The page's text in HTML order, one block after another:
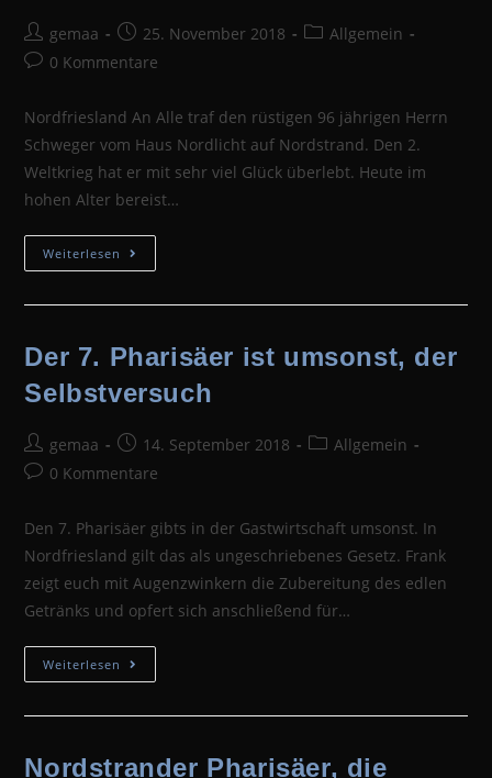
Beitrags-
Autor:
gemaa
Beitrag
veröffentlicht:
25. November 2018
Beitrags-
Allgemein
Beitrags-
0 Kommentare
Nordfriesland An Alle traf den rüstigen 96 jährigen Herrn
Schweger vom Haus Nordlicht auf Nordstrand. Den 2.
Weltkrieg hat er mit sehr viel Glück überlebt. Heute im
hohen Alter bereist…
Weiterlesen Ein
Ur-
Erzählt
Der 7. Pharisäer ist umsonst, der
Selbstversuch
Beitrags-
Autor:
gemaa
Beitrag
veröffentlicht:
14. September 2018
Beitrags-
Allgemein
Beitrags-
0 Kommentare
Den 7. Pharisäer gibts in der Gastwirtschaft umsonst. In
Nordfriesland gilt das als ungeschriebenes Gesetz. Frank
zeigt euch mit Augenzwinkern die Zubereitung des edlen
Getränks und opfert sich anschließend für…
Weiterlesen Der
7.
Ist
Selbstversuch
Nordstrander Pharisäer, die